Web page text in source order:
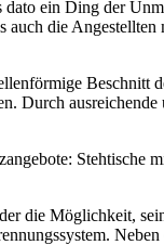
ein Ding der
die
Beschnitt
Durch
die Möglichkeit,